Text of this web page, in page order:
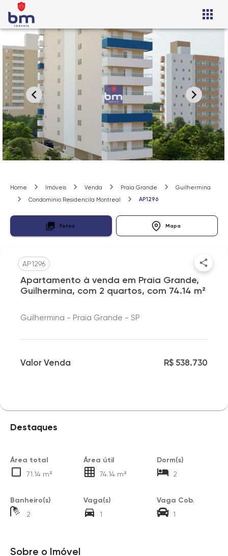
Home Imóveis Venda Praia Grande
Guilhermina
Condominio Residencila Montreal
AP1296
Fotos Mapa
AP1296
Apartamento à venda em Praia Grande,
Guilhermina, com 2 quartos, com 74.14 m²
Guilhermina - Praia Grande - SP
Valor Venda R$ 538.730
Destaques
Área total
71.14 m²
Área útil
74.14 m²
Dorm(s)
2
Banheiro(s)
2
Vaga(s)
1
Vaga Cob.
1
Sobre o Imóvel